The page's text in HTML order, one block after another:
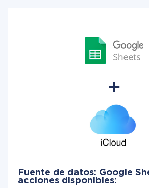
Fuente de datos: Google
acciones disponibles: